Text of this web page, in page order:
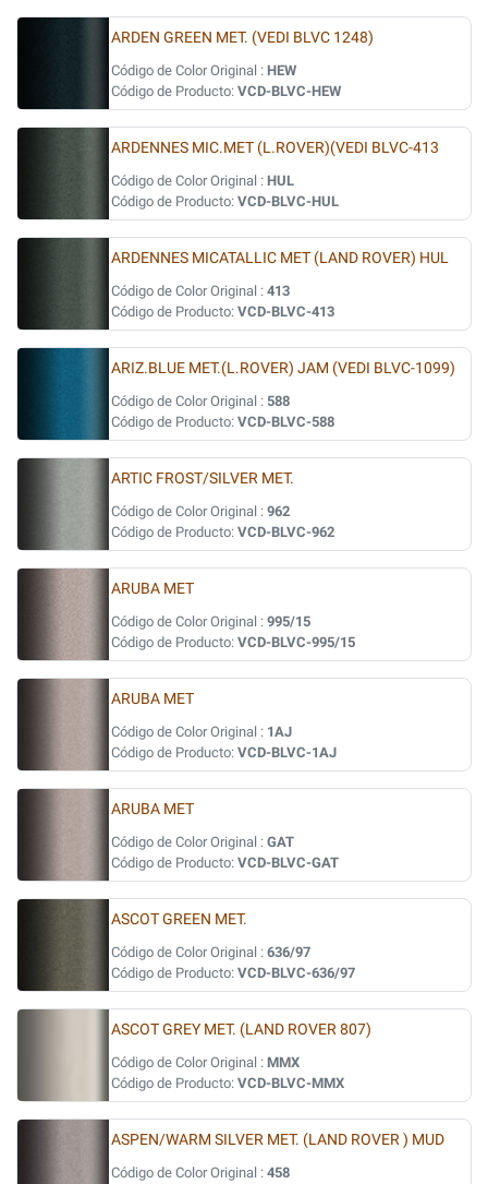
ARDEN GREEN MET. (VEDI BLVC 1248)
Código de Color Original : HEW
Código de Producto: VCD-BLVC-HEW
ARDENNES MIC.MET (L.ROVER)(VEDI BLVC-413
Código de Color Original : HUL
Código de Producto: VCD-BLVC-HUL
ARDENNES MICATALLIC MET (LAND ROVER) HUL
Código de Color Original : 413
Código de Producto: VCD-BLVC-413
ARIZ.BLUE MET.(L.ROVER) JAM (VEDI BLVC-1099)
Código de Color Original : 588
Código de Producto: VCD-BLVC-588
ARTIC FROST/SILVER MET.
Código de Color Original : 962
Código de Producto: VCD-BLVC-962
ARUBA MET
Código de Color Original : 995/15
Código de Producto: VCD-BLVC-995/15
ARUBA MET
Código de Color Original : 1AJ
Código de Producto: VCD-BLVC-1AJ
ARUBA MET
Código de Color Original : GAT
Código de Producto: VCD-BLVC-GAT
ASCOT GREEN MET.
Código de Color Original : 636/97
Código de Producto: VCD-BLVC-636/97
ASCOT GREY MET. (LAND ROVER 807)
Código de Color Original : MMX
Código de Producto: VCD-BLVC-MMX
ASPEN/WARM SILVER MET. (LAND ROVER ) MUD
Código de Color Original : 458